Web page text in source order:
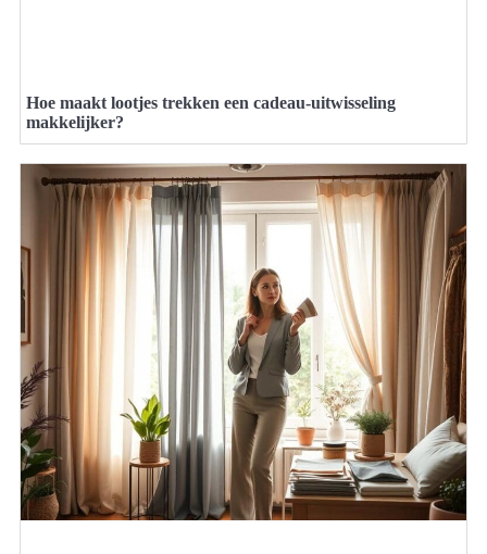
Hoe maakt lootjes trekken een cadeau-uitwisseling
makkelijker?